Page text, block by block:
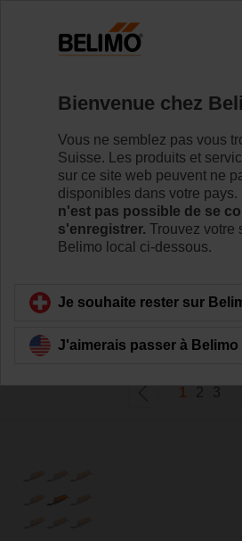
Servomoteurs linéaires
Les servomoteurs de registre
avec diverses longueurs de
exigences d'applications
Pour en savoir
52produits trouvés
1 2 3
Bienvenue chez
Vous ne semblez pas vous
Suisse. Les produits et
sur ce site web peuvent ne
disponibles dans votre pays.
n'est pas possible de se
s'enregistrer. Trouvez votre
Belimo local ci-dessous.
Je souhaite rester sur
J'aimerais passer à Belimo